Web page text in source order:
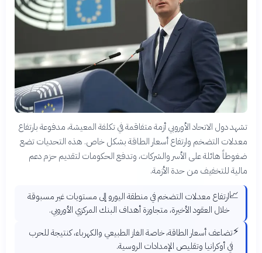
تشهد دول الاتحاد الأوروبي أزمة متفاقمة في تكلفة المعيشة، مدفوعة بارتفاع
معدلات التضخم وارتفاع أسعار الطاقة بشكل خاص. هذه التحديات تضع
ضغوطاً هائلة على الأسر والشركات، وتدفع الحكومات لتقديم حزم دعم
مالية للتخفيف من حدة الأزمة.
📈ارتفاع معدلات التضخم في منطقة اليورو إلى مستويات غير مسبوقة
خلال العقود الأخيرة، متجاوزة أهداف البنك المركزي الأوروبي.
⚡تضاعف أسعار الطاقة، خاصة الغاز الطبيعي والكهرباء، كنتيجة للحرب
في أوكرانيا وتقليص الإمدادات الروسية.